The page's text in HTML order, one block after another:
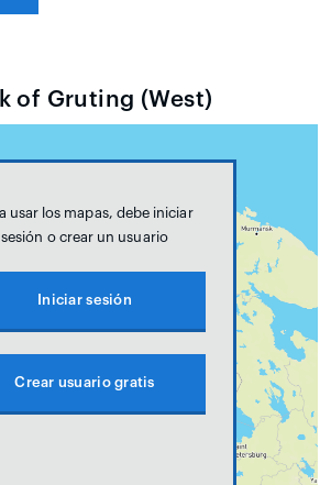
of Gruting (West)
usar los mapas, debe iniciar
sesión o crear un usuario
Iniciar sesión
Crear usuario gratis